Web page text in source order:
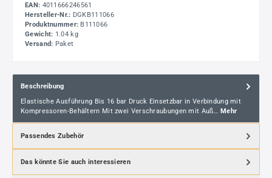
EAN: 4011666246561
Hersteller-Nr.: DGKB111066
Produktnummer: B111066
Gewicht: 1.04 kg
Versand: Paket
Beschreibung
Elastische Ausführung Bis 16 bar Druck Einsetzbar in Verbindung mit
Kompressoren-Behältern Mit zwei Verschraubungen mit Auß… Mehr
Passendes Zubehör
Das könnte Sie auch interessieren